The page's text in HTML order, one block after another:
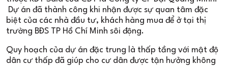
Dự án đã thành công khi nhận được sự quan tâm đặc
biệt của các nhà đầu tư, khách hàng mua để ở tại thị
trường BĐS TP Hồ Chí Minh sôi động.
Quy hoạch của dự án đặc trung là thấp tầng với mật độ
dân cư thấp đã giúp cho cư dân được tận hưởng không